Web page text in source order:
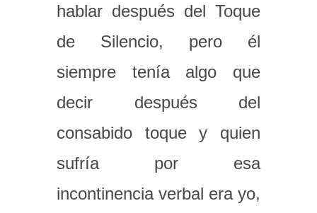
hablar después del Toque
de Silencio, pero él
siempre tenía algo que
decir después del
consabido toque y quien
sufría por esa
incontinencia verbal era yo,